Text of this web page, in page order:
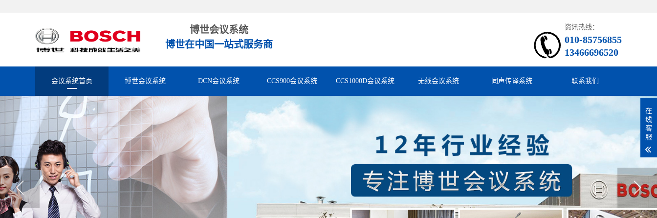
博世会议系统
博世在中国一站式服务商
资讯热线：
010-85756855
13466696520
会议系统首页 博世会议系统 DCN会议系统 CCS900会议系统 CCS1000D会议系统 无线会议系统 同声传译系统 联系我们
在
线
客
服